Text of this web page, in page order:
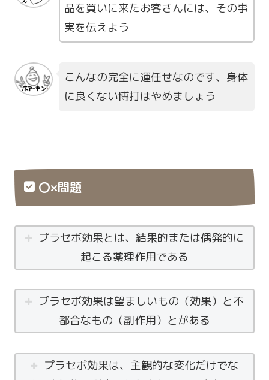
品を買いに来たお客さんには、その事
実を伝えよう
こんなの完全に運任せなのです、身体
に良くない博打はやめましょう
〇×問題
プラセボ効果とは、結果的または偶発的に
起こる薬理作用である
プラセボ効果は望ましいもの（効果）と不
都合なもの（副作用）とがある
プラセボ効果は、主観的な変化だけでな